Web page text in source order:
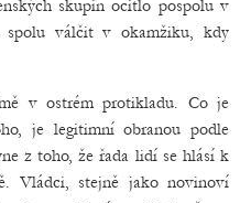
skupin ocitlo pospolu v
spolu válčit v okamžiku, kdy
v ostrém protikladu. Co je
je legitimní obranou podle
z toho, že řada lidí se hlásí k
Vládci, stejně jako novinoví